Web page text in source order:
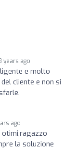
years ago
e molto
cliente e non si
ago
otimi,ragazzo
la soluzione